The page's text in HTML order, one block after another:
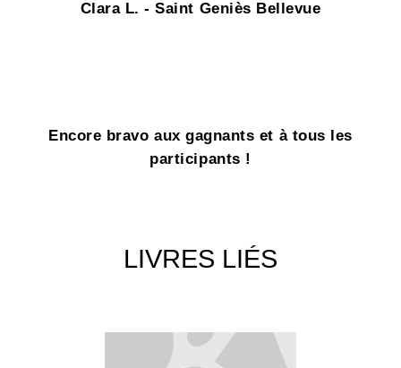
Clara L. - Saint Geniès Bellevue
Encore bravo aux gagnants et à tous les
participants !
LIVRES LIÉS